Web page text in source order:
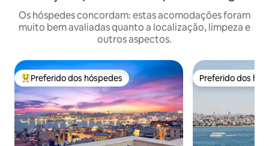
Os hóspedes concordam: estas acomodações foram
muito bem avaliadas quanto a localização, limpeza e
outros aspectos.
Entre os melhores preferidos dos hóspedes
Preferido dos hóspedes Preferido dos
Preferido dos